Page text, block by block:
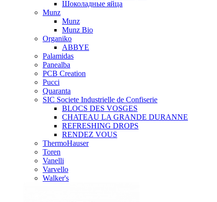
Шоколадные яйца
Munz
Munz
Munz Bio
Organiko
ABBYE
Palamidas
Panealba
PCB Creation
Pucci
Quaranta
SIC Societe Industrielle de Confiserie
BLOCS DES VOSGES
CHATEAU LA GRANDE DURANNE
REFRESHING DROPS
RENDEZ VOUS
ThermoHauser
Toren
Vanelli
Varvello
Walker's